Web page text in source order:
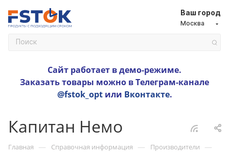
Ваш город
Москва
Сайт работает в демо-режиме.
Заказать товары можно в Телеграм-канале
@fstok_optили Вконтакте.
Капитан Немо
Главная — Справочная информация — Производители —